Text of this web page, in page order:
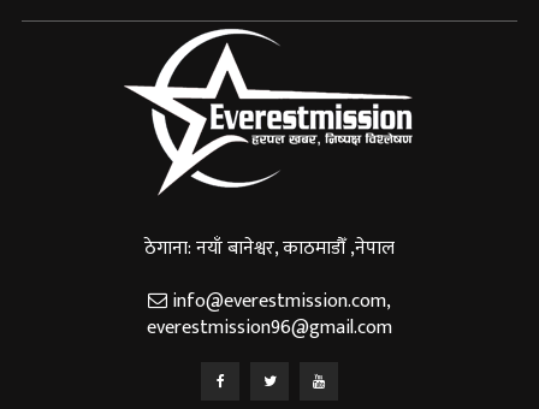
ठेगाना: नयाँ बानेश्वर, काठमाडौँ ,नेपाल
info@everestmission.com,
everestmission96@gmail.com